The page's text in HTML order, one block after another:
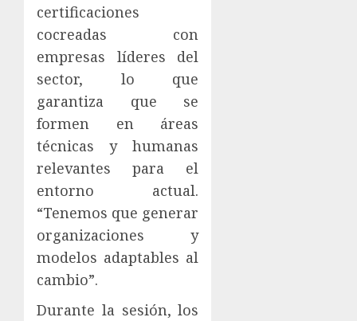
certificaciones
cocreadas con
empresas líderes del
sector, lo que
garantiza que se
formen en áreas
técnicas y humanas
relevantes para el
entorno actual.
“Tenemos que generar
organizaciones y
modelos adaptables al
cambio”.
Durante la sesión, los